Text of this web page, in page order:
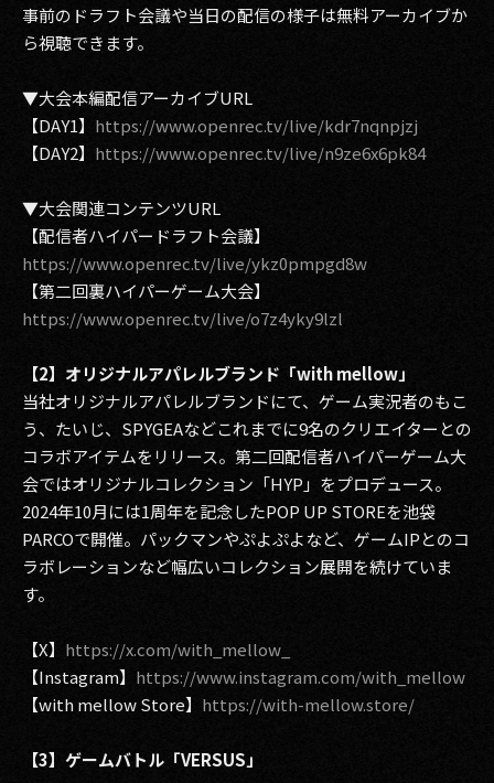
事前のドラフト会議や当日の配信の様子は無料アーカイブか
ら視聴できます。
▼大会本編配信アーカイブURL
【DAY1】 https://www.openrec.tv/live/kdr7nqnpjzj
【DAY2】 https://www.openrec.tv/live/n9ze6x6pk84
▼大会関連コンテンツURL
【配信者ハイパードラフト会議】
https://www.openrec.tv/live/ykz0pmpgd8w
【第二回裏ハイパーゲーム大会】
https://www.openrec.tv/live/o7z4yky9lzl
【2】オリジナルアパレルブランド「with mellow」
当社オリジナルアパレルブランドにて、ゲーム実況者のもこ
う、たいじ、SPYGEAなどこれまでに9名のクリエイターとの
コラボアイテムをリリース。第二回配信者ハイパーゲーム大
会ではオリジナルコレクション「HYP」をプロデュース。
2024年10月には1周年を記念したPOP UP STOREを池袋
PARCOで開催。パックマンやぷよぷよなど、ゲームIPとのコ
ラボレーションなど幅広いコレクション展開を続けていま
す。
【X】 https://x.com/with_mellow_
【Instagram】 https://www.instagram.com/with_mellow
【with mellow Store】 https://with-mellow.store/
【3】ゲームバトル「VERSUS」